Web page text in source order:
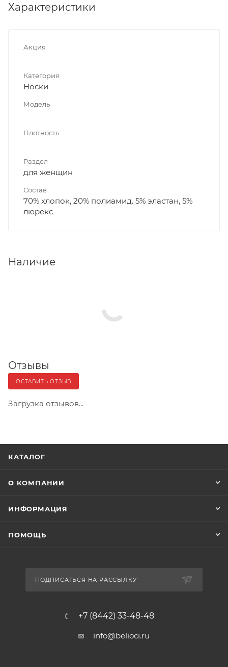
Характеристики
Акция
Категория
Носки
Модель
Плотность
Раздел
для женщин
Состав
70% хлопок, 20% полиамид. 5% эластан, 5%
люрекс
Наличие
Отзывы
ОСТАВИТЬ ОТЗЫВ
Загрузка отзывов...
КАТАЛОГ
О КОМПАНИИ
ИНФОРМАЦИЯ
ПОМОЩЬ
ПОДПИСАТЬСЯ НА РАССЫЛКУ
+7 (8442) 33-48-48
info@belioci.ru